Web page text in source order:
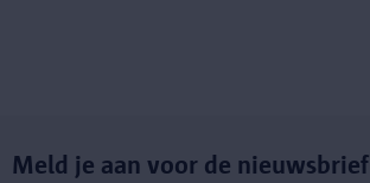
Meld je aan voor de nieuwsbrief